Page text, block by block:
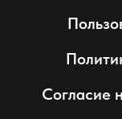
Согласие